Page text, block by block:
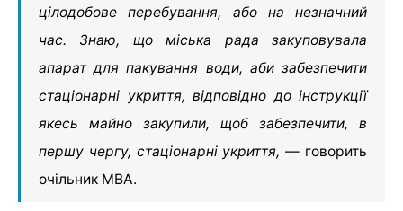
цілодобове перебування, або на незначний
час. Знаю, що міська рада закуповувала
апарат для пакування води, аби забезпечити
стаціонарні укриття, відповідно до інструкції
якесь майно закупили, щоб забезпечити, в
першу чергу, стаціонарні укриття, — говорить
очільник МВА.